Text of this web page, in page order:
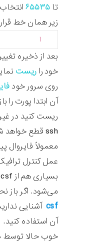
تا ۶۵۵۳۵
زیر همان خط
۱
خود را ریست
روی سرور خود
آن ابتدا پورت
ریست کنید در
ssh قطع خواهد شد.
عمل کنترل
می‌شود. اگر باز
csf آشنایی
آن استفاده کنید.